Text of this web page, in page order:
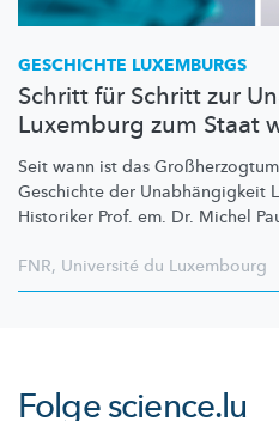
GESCHICHTE LUXEMBURGS
Schritt für Schritt zur
Luxemburg zum Staat
Seit wann ist das Großherzogtum
Geschichte der Unabhängigkeit
Historiker Prof. em. Dr. Michel
FNR, Université du Luxembourg
Folgescience.lu